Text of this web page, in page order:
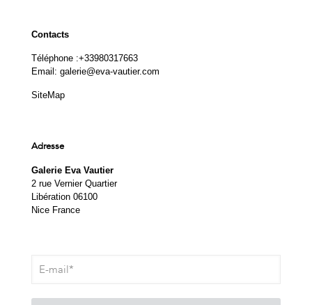
Contacts
Téléphone :+33980317663
Email: galerie@eva-vautier.com
SiteMap
Adresse
Galerie Eva Vautier
2 rue Vernier Quartier
Libération 06100
Nice France